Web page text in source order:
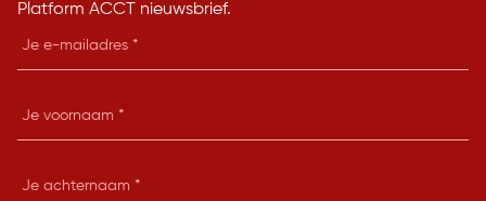
Platform ACCT nieuwsbrief.